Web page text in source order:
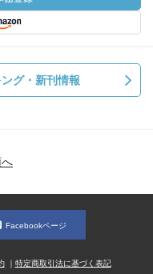
グ・新刊情報
Facebookページ
特定商取引法に基づく表記